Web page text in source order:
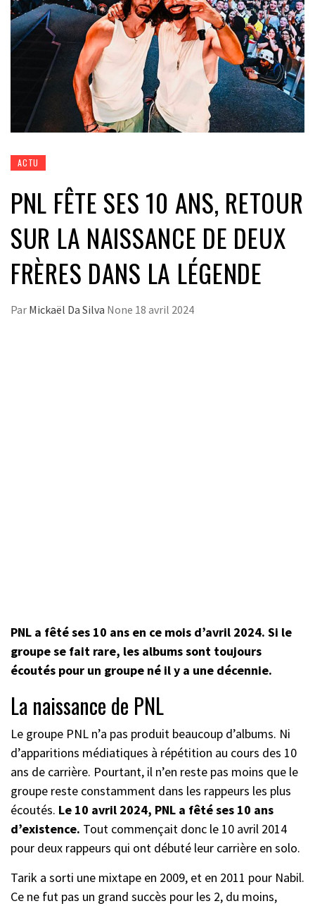
ACTU
PNL FÊTE SES 10 ANS, RETOUR
SUR LA NAISSANCE DE DEUX
FRÈRES DANS LA LÉGENDE
Par Mickaël Da Silva None 18 avril 2024
PNL a fêté ses 10 ans en ce mois d’avril 2024. Si le
groupe se fait rare, les albums sont toujours
écoutés pour un groupe né il y a une décennie.
La naissance de PNL
Le groupe PNL n’a pas produit beaucoup d’albums. Ni
d’apparitions médiatiques à répétition au cours des 10
ans de carrière. Pourtant, il n’en reste pas moins que le
groupe reste constamment dans les rappeurs les plus
écoutés. Le 10 avril 2024, PNL a fêté ses 10 ans
d’existence. Tout commençait donc le 10 avril 2014
pour deux rappeurs qui ont débuté leur carrière en solo.
Tarik a sorti une mixtape en 2009, et en 2011 pour Nabil.
Ce ne fut pas un grand succès pour les 2, du moins,